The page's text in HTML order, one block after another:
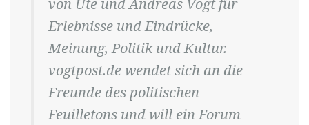
von Ute und Andreas Vogt für
Erlebnisse und Eindrücke,
Meinung, Politik und Kultur.
vogtpost.de wendet sich an die
Freunde des politischen
Feuilletons und will ein Forum